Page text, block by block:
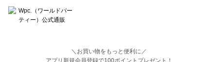
＼お買い物をもっと便利に／
アプリ新規会員登録で100ポイントプレゼント！